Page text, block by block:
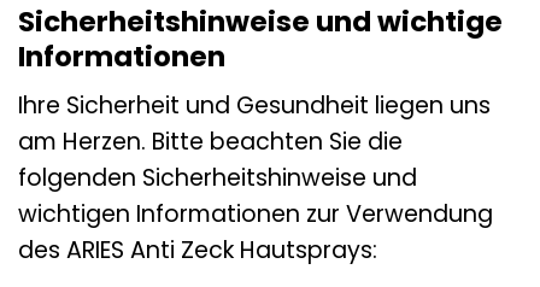
Sicherheitshinweise und wichtige
Informationen
Ihre Sicherheit und Gesundheit liegen uns
am Herzen. Bitte beachten Sie die
folgenden Sicherheitshinweise und
wichtigen Informationen zur Verwendung
des ARIES Anti Zeck Hautsprays: